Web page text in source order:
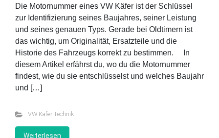
Die Motornummer eines VW Käfer ist der Schlüssel
zur Identifizierung seines Baujahres, seiner Leistung
und seines genauen Typs. Gerade bei Oldtimern ist
das wichtig, um Originalität, Ersatzteile und die
Historie des Fahrzeugs korrekt zu bestimmen. In
diesem Artikel erfährst du, wo du die Motornummer
findest, wie du sie entschlüsselst und welches Baujahr
und […]
VW Käfer Technik
Weiterlesen